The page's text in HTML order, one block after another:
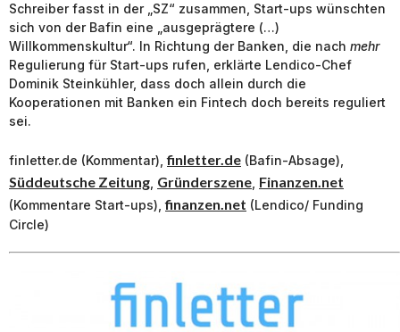
Schreiber fasst in der „SZ“ zusammen, Start-ups wünschten
sich von der Bafin eine „ausgeprägtere (…)
Willkommenskultur“. In Richtung der Banken, die nach mehr
Regulierung für Start-ups rufen, erklärte Lendico-Chef
Dominik Steinkühler, dass doch allein durch die
Kooperationen mit Banken ein Fintech doch bereits reguliert
sei.
finletter.de (Kommentar),finletter.de (Bafin-Absage),
Süddeutsche Zeitung, Gründerszene, Finanzen.net
(Kommentare Start-ups),finanzen.net (Lendico/ Funding
Circle)